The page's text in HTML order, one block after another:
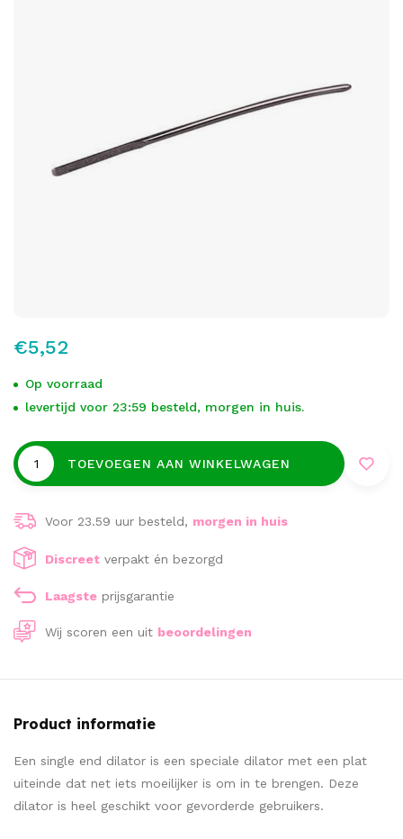
€5,52
Op voorraad
levertijd voor 23:59 besteld, morgen in huis.
TOEVOEGEN AAN WINKELWAGEN
Voor 23.59 uur besteld, morgen in huis
Discreet verpakt én bezorgd
Laagste prijsgarantie
Wij scoren een uit beoordelingen
Product informatie
Een single end dilator is een speciale dilator met een plat
uiteinde dat net iets moeilijker is om in te brengen. Deze
dilator is heel geschikt voor gevorderde gebruikers.